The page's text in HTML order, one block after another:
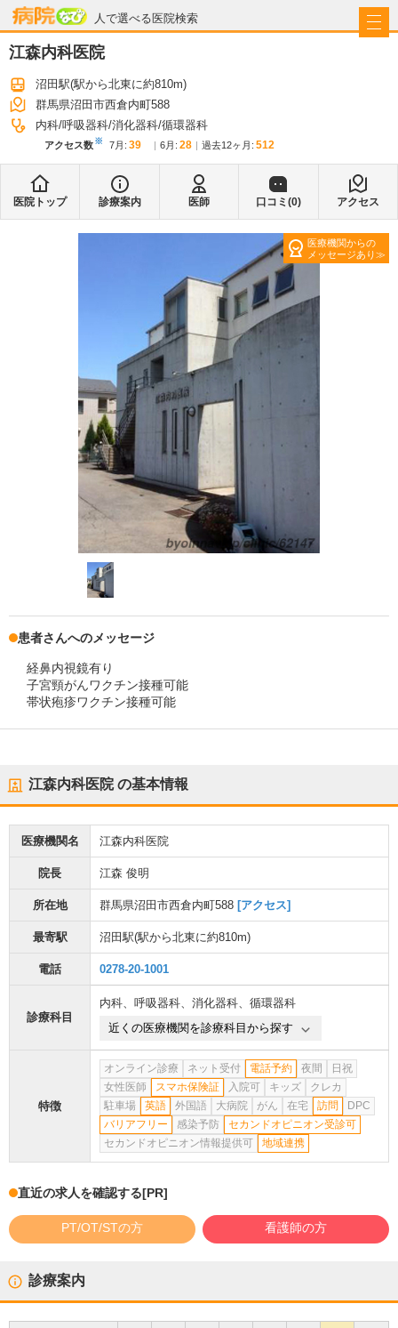
人で選べる医院検索
病院なび
江森内科医院
沼田駅(駅から北東に約810m)
群馬県沼田市西倉内町588
内科 呼吸器科 消化器科 循環器科
アクセス数※ 7月 : 39 6月 : 28 過去12ヶ月: 512
医院トップ 診療案内 医師 口コミ(0) アクセス
医療機関からの
メッセージあり
患者さんへのメッセージ
経鼻内視鏡有り
子宮頸がんワクチン接種可能
帯状疱疹ワクチン接種可能
江森内科医院の基本情報
医療機関名 江森内科医院
院長 江森 俊明
所在地 群馬県沼田市西倉内町588 [アクセス]
最寄駅 沼田駅(駅から北東に約810m)
電話 0278-20-1001
診療科目
内科、 呼吸器科、 消化器科、 循環器科
近くの医療機関を診療科目から探す
特徴
オンライン診療 ネット受付 電話予約 夜間
日祝
女性医師
スマホ保険証 入院可 キッズ
クレカ
駐車場
英語 外国語 大病院 がん 在宅 訪問
DPC
バリアフリー
感染予防
セカンドオピニオン受診可
セカンドオピニオン情報提供可
地域連携
直近の求人を確認する[PR]
PT/OT/STの方 看護師の方
診療案内